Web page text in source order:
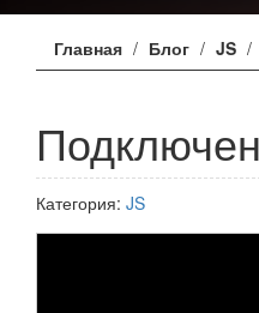
Главная Блог JS
Категория: JS